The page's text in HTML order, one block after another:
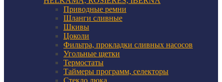
Приводные ремни
Шланги сливные
Шкивы
Цоколи
Фильтра, прокладки сливных насосов
Угольные щетки
Термостаты
Таймеры программ, селекторы
Стекло люка